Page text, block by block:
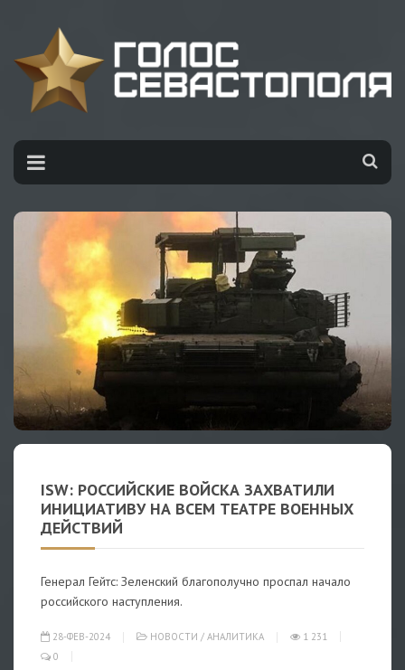
ISW: РОССИЙСКИЕ ВОЙСКА ЗАХВАТИЛИ
ИНИЦИАТИВУ НА ВСЕМ ТЕАТРЕ ВОЕННЫХ
ДЕЙСТВИЙ
Генерал Гейтс: Зеленский благополучно проспал начало
российского наступления.
28-ФЕВ-2024 НОВОСТИ / АНАЛИТИКА
1 231
0